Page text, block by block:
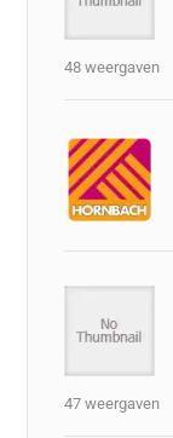
48 weergaven
47 weergaven